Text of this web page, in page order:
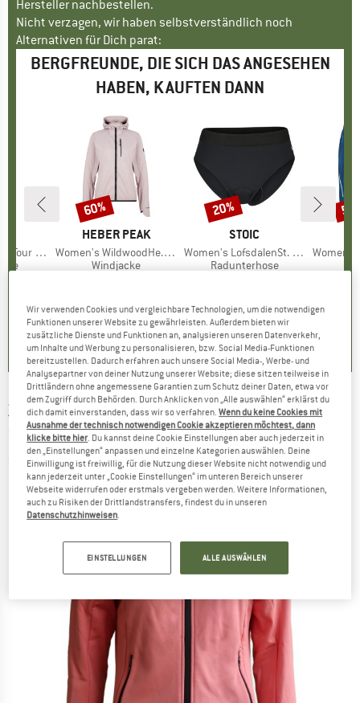
Hersteller nachbestellen.
Nicht verzagen, wir haben selbstverständlich noch
Alternativen für Dich parat:
BERGFREUNDE, DIE SICH DAS ANGESEHEN
HABEN, KAUFTEN DANN
Light
)
MARKE
HEBER PEAK
Artikel
Women's WildwoodHe. Wind Jacket
Produktgruppe
Windjacke
4,7(20)
Rabatt
60%
MARKE
STOIC
Artikel
Women's LofsdalenSt. Bike Slip
Produktgruppe
Radunterhose
4,6(5)
Rabatt
20%
Artikel
Women's
ZIMTSTERN -Women's Lepuz Jacket -
Softshelljacke
(0)
Wir verwenden Cookies und vergleichbare Technologien, um die notwendigen
Funktionen unserer Website zu gewährleisten. Außerdem bieten wir
zusätzliche Dienste und Funktionen an, analysieren unseren Datenverkehr,
um Inhalte und Werbung zu personalisieren, bzw. Social Media-Funktionen
bereitzustellen. Dadurch erfahren auch unsere Social Media-, Werbe- und
Analysepartner von deiner Nutzung unserer Website; diese sitzen teilweise in
Drittländern ohne angemessene Garantien zum Schutz deiner Daten, etwa vor
dem Zugriff durch Behörden. Durch Anklicken von „Alle auswählen“ erklärst du
dich damit einverstanden, dass wir so verfahren.Wenn du keine Cookies mit
Ausnahme der technisch notwendigen Cookie akzeptieren möchtest, dann
klicke bitte hier. Du kannst deine Cookie Einstellungen aber auch jederzeit in
den „Einstellungen“ anpassen und einzelne Kategorien auswählen. Deine
Einwilligung ist freiwillig, für die Nutzung dieser Website nicht notwendig und
kann jederzeit unter „Cookie Einstellungen“ im unteren Bereich unserer
Webseite widerrufen oder erstmals vergeben werden. Weitere Informationen,
auch zu Risiken der Drittlandstransfers, findest du in unseren
Datenschutzhinweisen.
EINSTELLUNGEN ALLE AUSWÄHLEN